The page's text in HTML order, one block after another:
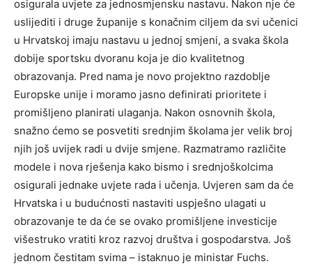
osigurala uvjete za jednosmjensku nastavu. Nakon nje će
uslijediti i druge županije s konačnim ciljem da svi učenici
u Hrvatskoj imaju nastavu u jednoj smjeni, a svaka škola
dobije sportsku dvoranu koja je dio kvalitetnog
obrazovanja. Pred nama je novo projektno razdoblje
Europske unije i moramo jasno definirati prioritete i
promišljeno planirati ulaganja. Nakon osnovnih škola,
snažno ćemo se posvetiti srednjim školama jer velik broj
njih još uvijek radi u dvije smjene. Razmatramo različite
modele i nova rješenja kako bismo i srednjoškolcima
osigurali jednake uvjete rada i učenja. Uvjeren sam da će
Hrvatska i u budućnosti nastaviti uspješno ulagati u
obrazovanje te da će se ovako promišljene investicije
višestruko vratiti kroz razvoj društva i gospodarstva. Još
jednom čestitam svima – istaknuo je ministar Fuchs.